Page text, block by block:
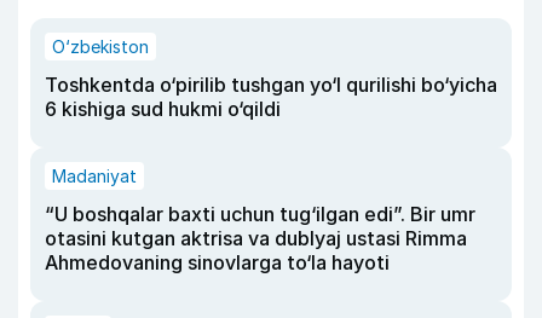
O‘zbekiston
Toshkentda o‘pirilib tushgan yo‘l qurilishi bo‘yicha
6 kishiga sud hukmi o‘qildi
Madaniyat
“U boshqalar baxti uchun tug‘ilgan edi”. Bir umr
otasini kutgan aktrisa va dublyaj ustasi Rimma
Ahmedovaning sinovlarga to‘la hayoti